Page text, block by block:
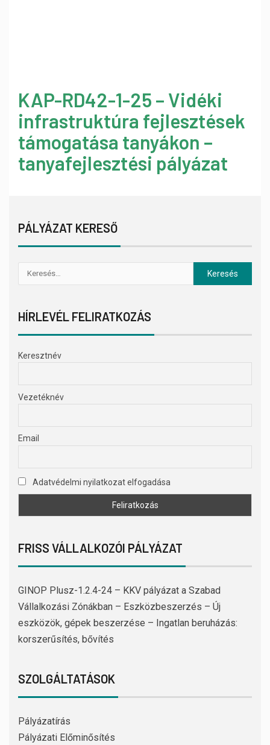
KAP-RD42-1-25 – Vidéki
infrastruktúra fejlesztések
támogatása tanyákon –
tanyafejlesztési pályázat
PÁLYÁZAT KERESŐ
HÍRLEVÉL FELIRATKOZÁS
Keresztnév
Vezetéknév
Email
Adatvédelmi nyilatkozat elfogadása
FRISS VÁLLALKOZÓI PÁLYÁZAT
GINOP Plusz-1.2.4-24 – KKV pályázat a Szabad
Vállalkozási Zónákban – Eszközbeszerzés – Új
eszközök, gépek beszerzése – Ingatlan beruházás:
korszerűsítés, bővítés
SZOLGÁLTATÁSOK
Pályázatírás
Pályázati Előminősítés